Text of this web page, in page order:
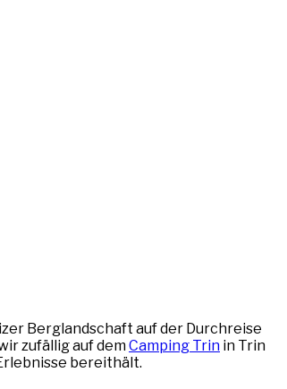
Berglandschaft auf der Durchreise
zufällig auf demCamping Trin in Trin
bereithält.